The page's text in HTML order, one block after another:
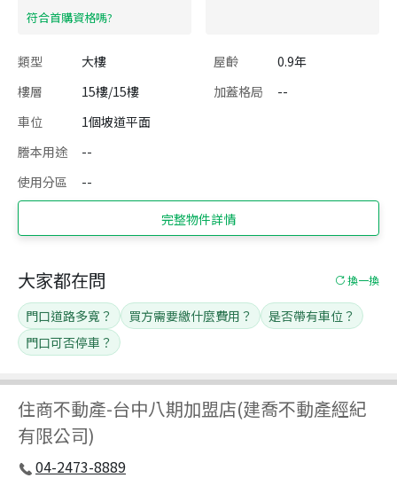
​符合首購資格嗎?
類型 大樓 屋齡
0.9年
樓層
15樓/15樓 加蓋格局
--
車位
1個坡道平面
謄本用途
--
使用分區
--
完整物件詳情
住商不動產-台中八期加盟店(建喬不動產經紀
有限公司)
04-2473-8889
大家都在問 換一換
門口道路多寬？ 買方需要繳什麼費用？
是否帶有車位？
門口可否停車？